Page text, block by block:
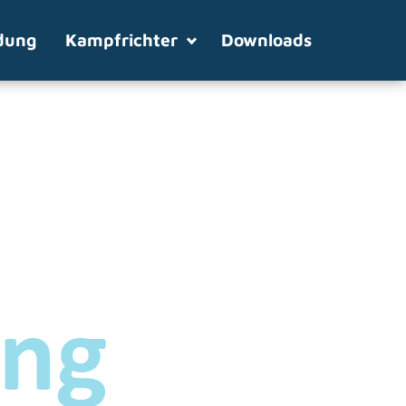
Kampfrichter Downloads